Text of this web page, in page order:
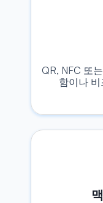
QR, NFC 또
함이나